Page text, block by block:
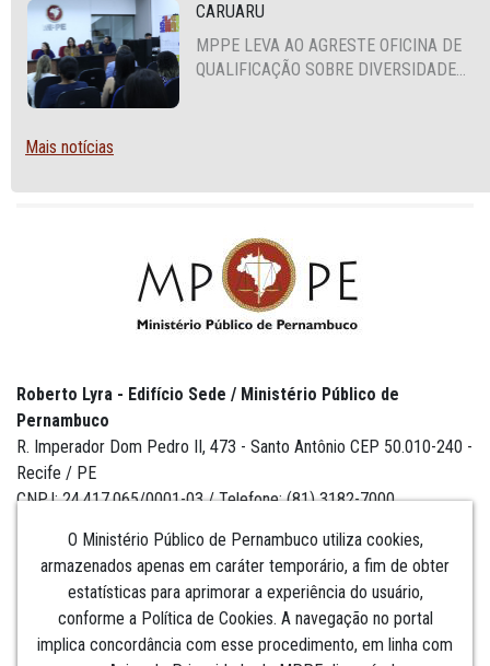
CARUARU
MPPE LEVA AO AGRESTE OFICINA DE
QUALIFICAÇÃO SOBRE DIVERSIDADE
Mais notícias
O Ministério Público de Pernambuco utiliza cookies,
armazenados apenas em caráter temporário, a fim de obter
estatísticas para aprimorar a experiência do usuário,
conforme a Política de Cookies. A navegação no portal
implica concordância com esse procedimento, em linha com
Roberto Lyra - Edifício Sede / Ministério Público de
Pernambuco
R. Imperador Dom Pedro II, 473 - Santo Antônio CEP 50.010-240 -
Recife / PE
CNPJ: 24.417.065/0001-03 / Telefone: (81) 3182-7000
Institucional
Comunicação